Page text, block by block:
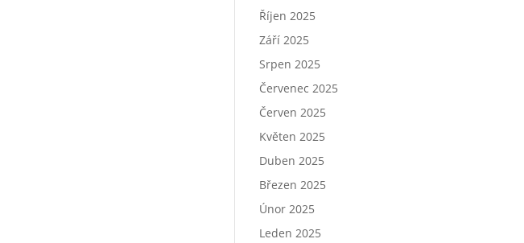
Říjen 2025
Září 2025
Srpen 2025
Červenec 2025
Červen 2025
Květen 2025
Duben 2025
Březen 2025
Únor 2025
Leden 2025